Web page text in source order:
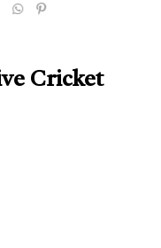
Cricket